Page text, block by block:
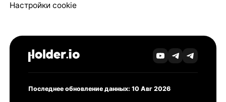
Настройки cookie
Последнее обновление данных: 10 Авг 2026